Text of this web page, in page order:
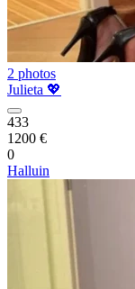
2 photos
Julieta 💖
433
1200 €
0
Halluin